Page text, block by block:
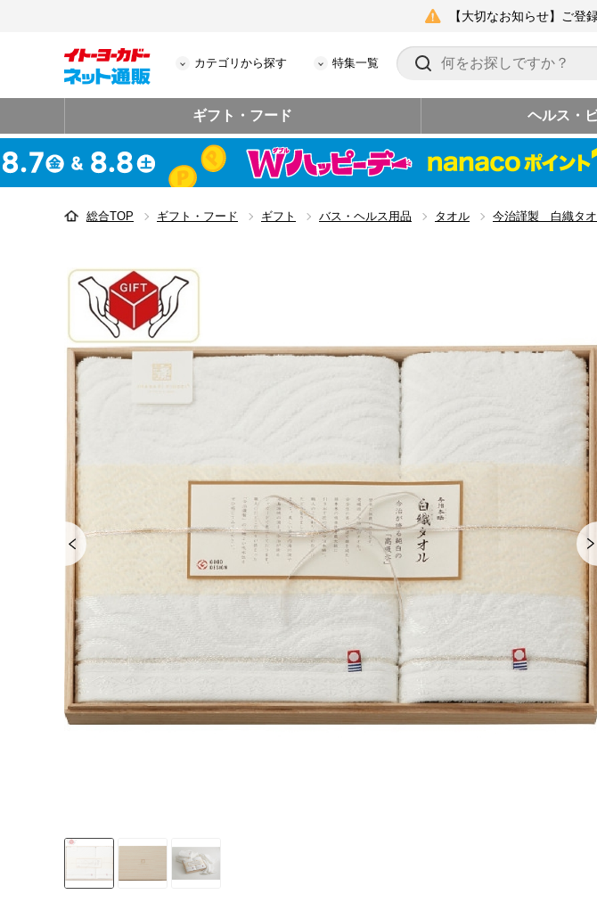
【大切なお知らせ】ご登
カテゴリから探す 特集一覧
ギフト・フード ヘルス・
総合TOP ギフト・フード ギフト バス・ヘルス用品 タオル 今治謹製 白織タオ